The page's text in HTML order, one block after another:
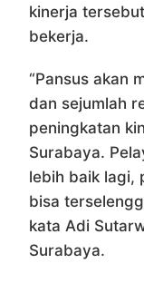
kinerja
bekerja.
“Pansus akan
dan sejumlah
peningkatan
Surabaya.
lebih baik lagi,
bisa
kata Adi
Surabaya.